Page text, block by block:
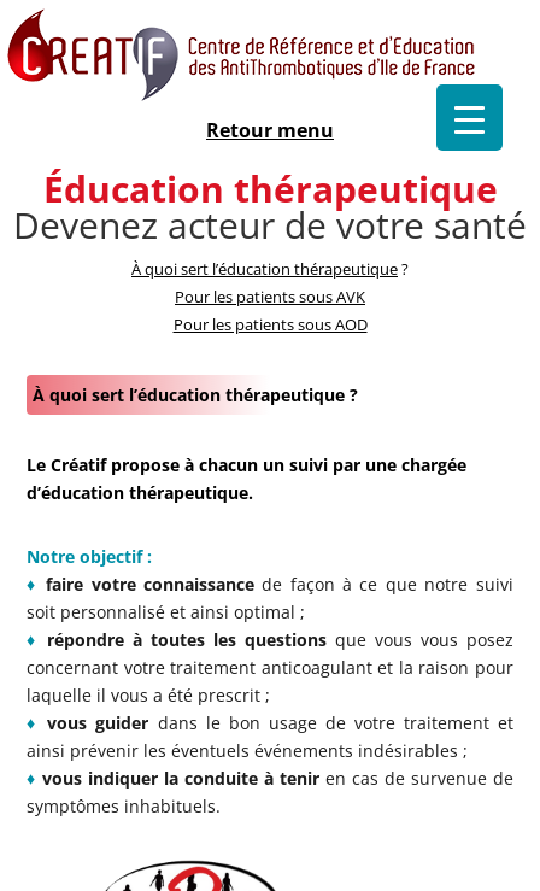
Retour menu
Éducation thérapeutique
Devenez acteur de votre santé
À quoi sert l’éducation thérapeutique?
Pour les patients sous AVK
Pour les patients sous AOD
À quoi sert l’éducation thérapeutique ?
Le Créatif propose à chacun un suivi par une chargée
d’éducation thérapeutique.
Notre objectif :
♦faire votre connaissancede façon à ce que notre suivi
soit personnalisé et ainsi optimal ;
♦ répondre à toutes les questionsque vous vous posez
concernant votre traitement anticoagulant et la raison pour
laquelle il vous a été prescrit ;
♦vous guider dans le bon usage de votre traitement et
ainsi prévenir les éventuels événements indésirables ;
♦vous indiquer la conduite à teniren cas de survenue de
symptômes inhabituels.